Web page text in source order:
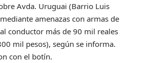
Avda. Uruguai (Barrio Luis
amenazas con armas de
conductor más de 90 mil reales
mil pesos), según se informa.
con el botín.